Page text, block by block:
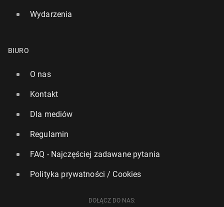
Wydarzenia
BIURO
O nas
Kontakt
Dla mediów
Regulamin
FAQ - Najczęściej zadawane pytania
Polityka prywatności / Cookies
DOŁĄCZ DO NAS: